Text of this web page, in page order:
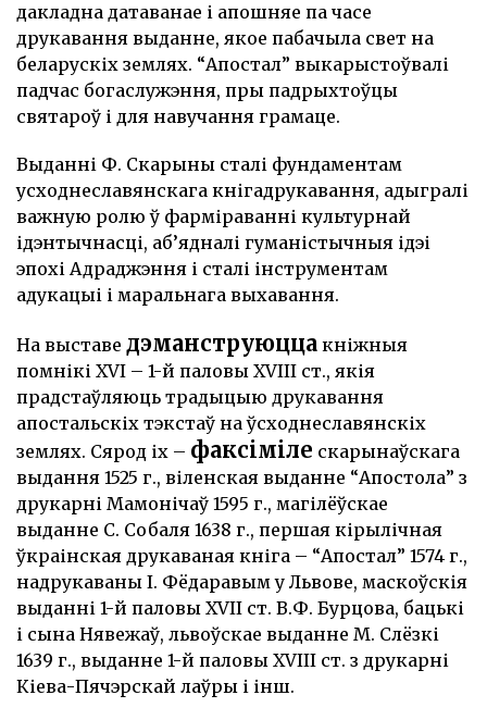
дакладна датаванае і апошняе па часе
друкавання выданне, якое пабачыла свет на
беларускіх землях. “Апостал” выкарыстоўвалі
падчас богаслужэння, пры падрыхтоўцы
святароў і для навучання грамаце.
Выданні Ф. Скарыны сталі фундаментам
усходнеславянскага кнігадрукавання, адыгралі
важную ролю ў фарміраванні культурнай
ідэнтычнасці, аб’ядналі гуманістычныя ідэі
эпохі Адраджэння і сталі інструментам
адукацыі і маральнага выхавання.
На выставе дэманструюцца кніжныя
помнікі XVI – 1-й паловы XVIII ст., якія
прадстаўляюць традыцыю друкавання
апостальскіх тэкстаў на ўсходнеславянскіх
землях. Сярод іх – факсіміле скарынаўскага
выдання 1525 г., віленская выданне “Апостола” з
друкарні Мамонічаў 1595 г., магілёўскае
выданне С. Собаля 1638 г., першая кірылічная
ўкраінская друкаваная кніга – “Апостал” 1574 г.,
надрукаваны І. Фёдаравым у Львове, маскоўскія
выданні 1-й паловы XVII ст. В.Ф. Бурцова, бацькі
і сына Нявежаў, львоўскае выданне М. Слёзкі
1639 г., выданне 1-й паловы XVIII ст. з друкарні
Кіева-Пячэрскай лаўры і інш.